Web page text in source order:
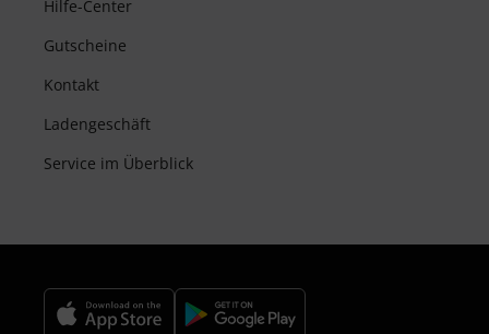
Hilfe-Center
Gutscheine
Kontakt
Ladengeschäft
Service im Überblick